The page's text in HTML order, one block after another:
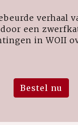
verhaal
een
in WOII
Bestel nu